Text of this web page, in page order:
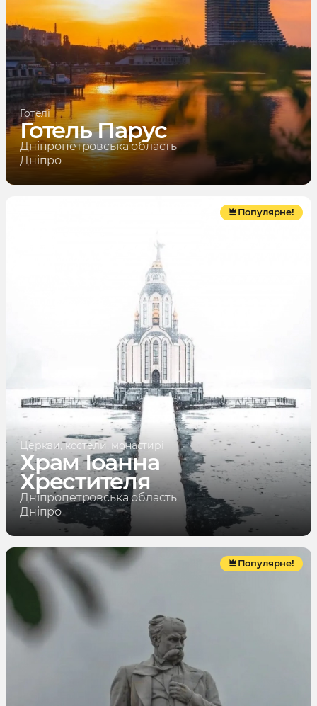
Готелі
Готель Парус
Дніпропетровська область
Дніпро
Популярне!
Церкви, костели, монастирі
Храм Іоанна
Хрестителя
Дніпропетровська область
Дніпро
Популярне!